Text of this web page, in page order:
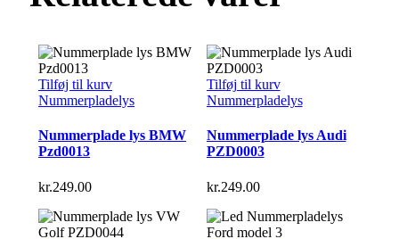
Tilføj til kurv
Nummerpladelys
Nummerplade lys BMW
Pzd0013
kr.249.00
Tilføj til kurv
Nummerpladelys
Nummerplade lys Audi
PZD0003
kr.249.00